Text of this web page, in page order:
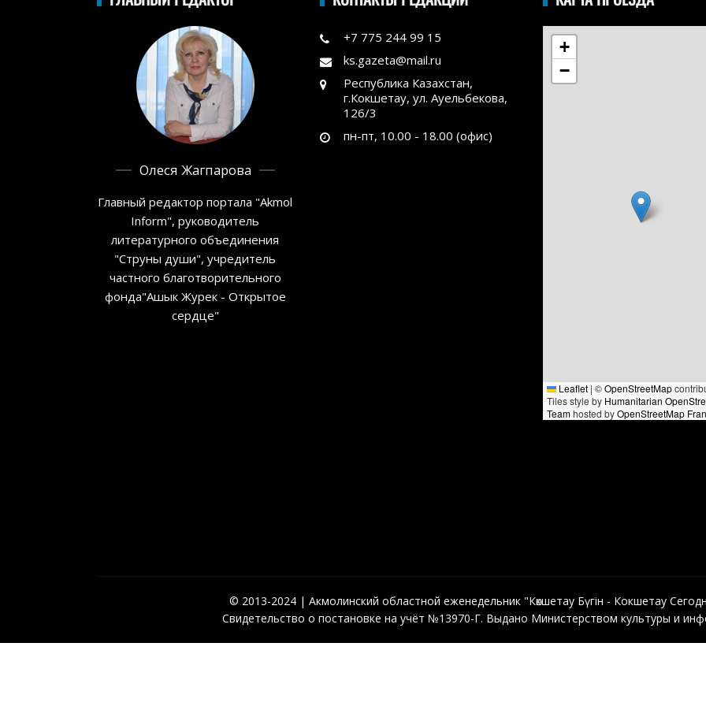
Олеся Жагпарова
Главный редактор портала "Akmol
Inform", руководитель
литературного объединения
"Струны души", учредитель
частного благотворительного
фонда"Ашык Журек - Открытое
сердце"
+7 775 244 99 15
ks.gazeta@mail.ru
Республика Казахстан,
г.Кокшетау, ул. Ауельбекова,
126/3
пн-пт, 10.00 - 18.00 (офис)
+
−
Leaflet | ©OpenStreetMap
Tiles style by Humanitarian
Teamhosted byOpenStreetMap
© 2013-2024 | Акмолинский областной еженедельник "Көкшетау Бүгін - Кокшетау
Свидетельство о постановке на учёт №13970-Г. Выдано Министерством культуры и